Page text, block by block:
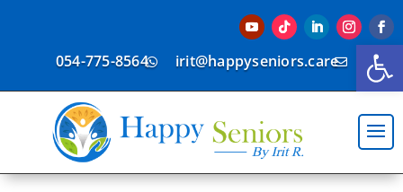
פתח סרגל נגישות

irit@happyseniors.care

054-775-8564